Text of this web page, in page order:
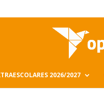
2026/2027